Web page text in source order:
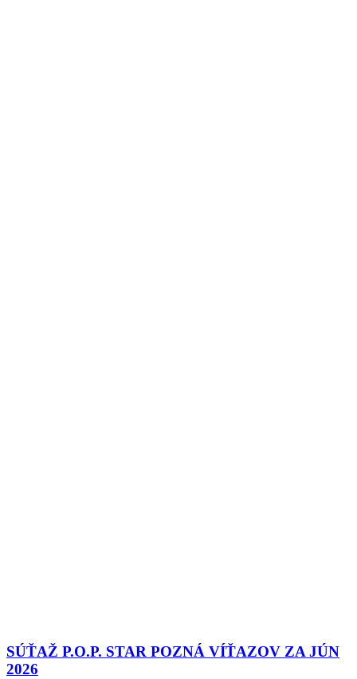
SÚŤAŽ P.O.P. STAR POZNÁ VÍŤAZOV ZA JÚN
2026